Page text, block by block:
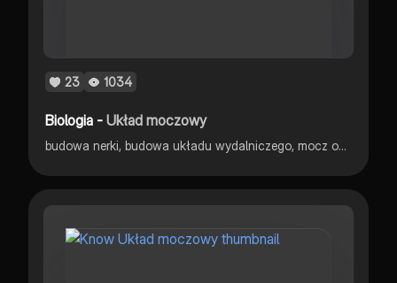
23 1034
Biologia -Układ moczowy
budowa nerki, budowa układu wydalniczego, mocz ostateczny, powstawanie moczu, itp